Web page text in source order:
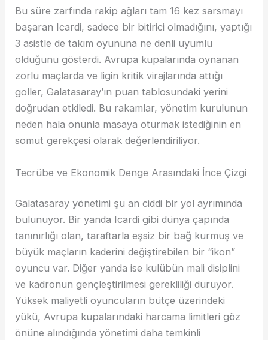
Bu süre zarfında rakip ağları tam 16 kez sarsmayı
başaran Icardi, sadece bir bitirici olmadığını, yaptığı
3 asistle de takım oyununa ne denli uyumlu
olduğunu gösterdi. Avrupa kupalarında oynanan
zorlu maçlarda ve ligin kritik virajlarında attığı
goller, Galatasaray’ın puan tablosundaki yerini
doğrudan etkiledi. Bu rakamlar, yönetim kurulunun
neden hala onunla masaya oturmak istediğinin en
somut gerekçesi olarak değerlendiriliyor.
Tecrübe ve Ekonomik Denge Arasındaki İnce Çizgi
Galatasaray yönetimi şu an ciddi bir yol ayrımında
bulunuyor. Bir yanda Icardi gibi dünya çapında
tanınırlığı olan, taraftarla eşsiz bir bağ kurmuş ve
büyük maçların kaderini değiştirebilen bir “ikon”
oyuncu var. Diğer yanda ise kulübün mali disiplini
ve kadronun gençleştirilmesi gerekliliği duruyor.
Yüksek maliyetli oyuncuların bütçe üzerindeki
yükü, Avrupa kupalarındaki harcama limitleri göz
önüne alındığında yönetimi daha temkinli